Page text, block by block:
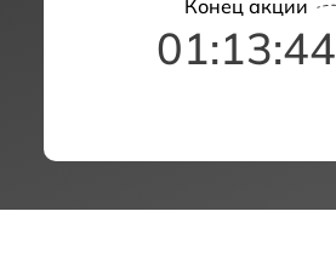
Конец акции
01:13:43